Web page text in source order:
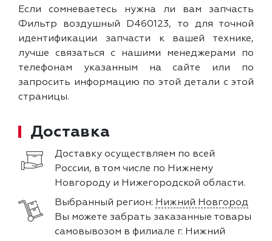
Если сомневаетесь нужна ли вам запчасть
Фильтр воздушный D460123, то для точной
идентификации запчасти к вашей технике,
лучше связаться с нашими менеджерами по
телефонам указанным на сайте или по
запросить информацию по этой детали с этой
страницы.
Доставка
Доставку осуществляем по всей
России, в том числе по Нижнему
Новгороду и Нижегородской области.
Выбранный регион: Нижний Новгород
Вы можете забрать заказанные товары
самовывозом в филиале г. Нижний